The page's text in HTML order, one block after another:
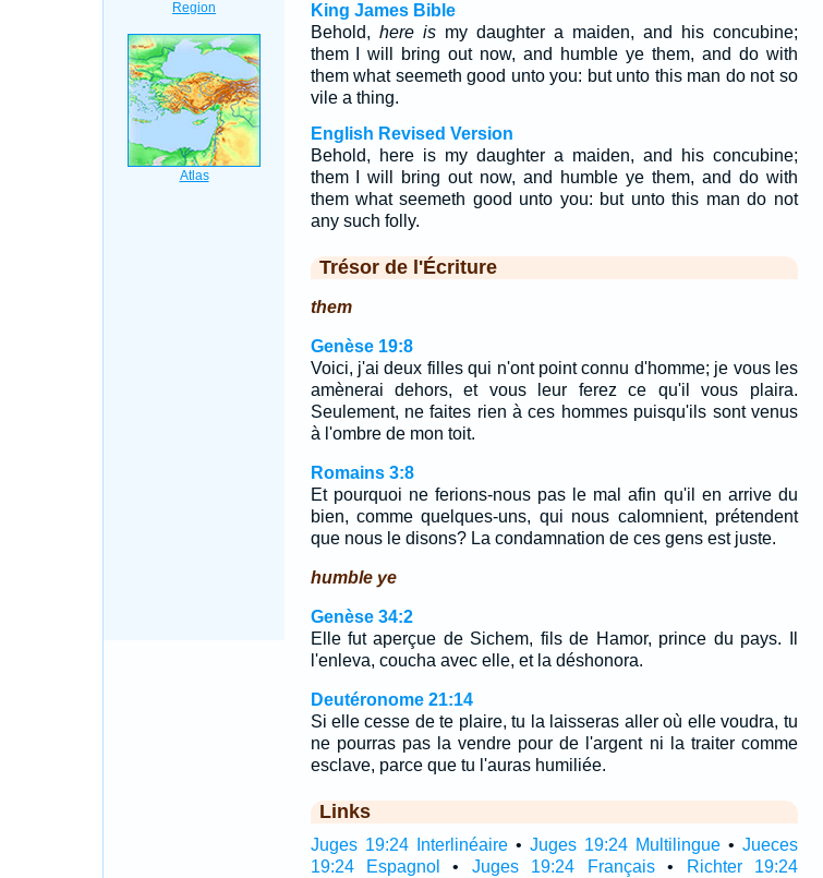
King James Bible
Behold, here ismy daughter a maiden, and his concubine;
them I will bring out now, and humble ye them, and do with
them what seemeth good unto you: but unto this man do not so
vile a thing.
English Revised Version
Behold, here is my daughter a maiden, and his concubine;
them I will bring out now, and humble ye them, and do with
them what seemeth good unto you: but unto this man do not
any such folly.
Trésor de l'Écriture
them
Genèse 19:8
Voici, j'ai deux filles qui n'ont point connu d'homme; je vous les
amènerai dehors, et vous leur ferez ce qu'il vous plaira.
Seulement, ne faites rien à ces hommes puisqu'ils sont venus
à l'ombre de mon toit.
Romains 3:8
Et pourquoi ne ferions-nous pas le mal afin qu'il en arrive du
bien, comme quelques-uns, qui nous calomnient, prétendent
que nous le disons? La condamnation de ces gens est juste.
humble ye
Genèse 34:2
Elle fut aperçue de Sichem, fils de Hamor, prince du pays. Il
l'enleva, coucha avec elle, et la déshonora.
Deutéronome 21:14
Si elle cesse de te plaire, tu la laisseras aller où elle voudra, tu
ne pourras pas la vendre pour de l'argent ni la traiter comme
esclave, parce que tu l'auras humiliée.
Links
Juges 19:24 Interlinéaire• Juges 19:24 Multilingue• Jueces
19:24 Espagnol
• Juges 19:24 Français•
Richter 19:24